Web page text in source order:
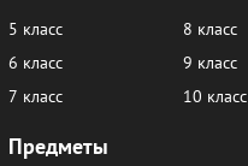
5 класс
6 класс
7 класс
8 класс
9 класс
10 класс
Предметы